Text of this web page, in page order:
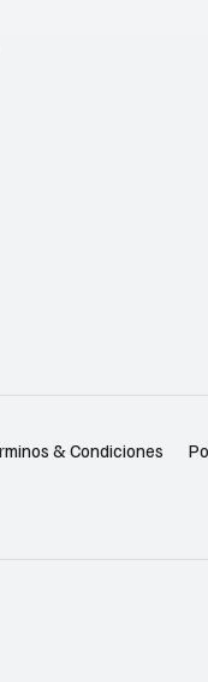
& Condiciones